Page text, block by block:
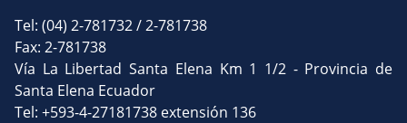
Tel: (04) 2-781732 / 2-781738
Fax: 2-781738
Vía La Libertad Santa Elena Km 1 1/2 - Provincia de
Santa Elena Ecuador
Tel: +593-4-27181738 extensión 136